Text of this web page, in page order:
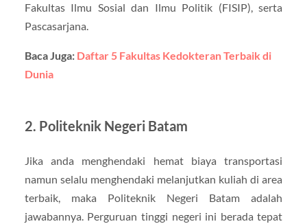
Fakultas Ilmu Sosial dan Ilmu Politik (FISIP), serta
Pascasarjana.
Baca Juga: Daftar 5 Fakultas Kedokteran Terbaik di
Dunia
2. Politeknik Negeri Batam
Jika anda menghendaki hemat biaya transportasi
namun selalu menghendaki melanjutkan kuliah di area
terbaik, maka Politeknik Negeri Batam adalah
jawabannya. Perguruan tinggi negeri ini berada tepat